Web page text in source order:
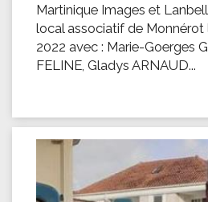
Martinique Images et
local associatif de Monnérot
2022 avec : Marie-Goerges
FELINE, Gladys ARNAUD...